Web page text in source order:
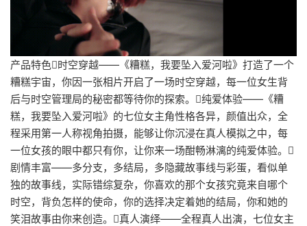
产品特色时空穿越——《糟糕，我要坠入爱河啦》打造了一个
糟糕宇宙，你因一张相片开启了一场时空穿越，每一位女生背
后与时空管理局的秘密都等待你的探索。纯爱体验——《糟
糕，我要坠入爱河啦》的七位女主角性格各异，颜值出众，全
程采用第一人称视角拍摄，能够让你沉浸在真人模拟之中，每
一位女孩的眼中都只有你，让你来一场酣畅淋漓的纯爱体验。
剧情丰富——多分支，多结局，多隐藏故事线与彩蛋，看似单
独的故事线，实际错综复杂，你喜欢的那个女孩究竟来自哪个
时空，背负怎样的使命，你的选择决定着她的结局，你和她的
笑泪故事由你来创造。真人演绎——全程真人出演，七位女主